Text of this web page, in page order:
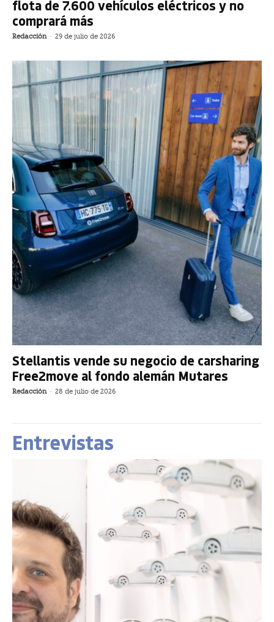
flota de 7.600 vehículos eléctricos y no
comprará más
Redacción - 29 de julio de 2026
Stellantis vende su negocio de carsharing
Free2move al fondo alemán Mutares
Redacción - 28 de julio de 2026
Entrevistas